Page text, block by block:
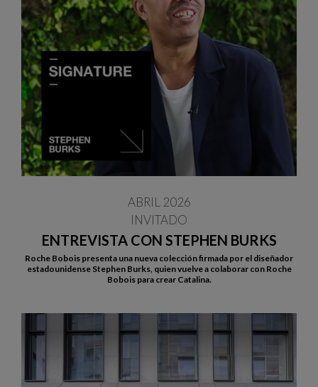
ENTREVISTA CON STEPHEN BURKS
ABRIL 2026
INVITADO
Roche Bobois presenta una nueva colección firmada por el diseñador
estadounidense Stephen Burks, quien vuelve a colaborar con Roche
Bobois para crear Catalina.